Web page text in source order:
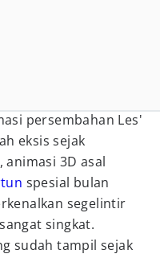
persembahan Les'
eksis sejak
animasi 3D asal
spesial bulan
segelintir
singkat.
sudah tampil sejak